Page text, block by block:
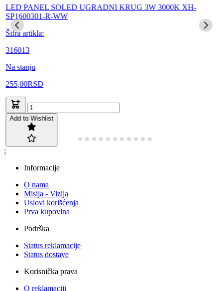
LED PANEL SOLED UGRADNI KRUG 3W 3000K XH-
SP1600301-R-WW
Šifra artikla:
316013
Na stanju
255,00RSD
Add to Wishlist
;
Informacije
O nama
Misija - Vizija
Uslovi korišćenja
Prva kupovina
Podrška
Status reklamacije
Status dostave
Korisnička prava
O reklamaciji